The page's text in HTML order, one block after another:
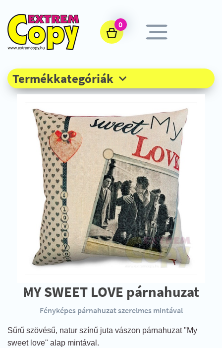
0
Termékkategóriák
MY SWEET LOVE párnahuzat
Fényképes párnahuzat szerelmes mintával
Sűrű szövésű, natur színű juta vászon párnahuzat "My
sweet love" alap mintával.